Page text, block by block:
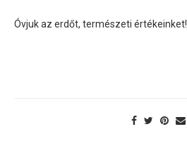
Óvjuk az erdőt, természeti értékeinket!